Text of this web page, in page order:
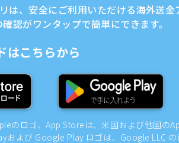
は、安全にご利用いただける海外送金
認がワンタップで簡単にできます。
はこちらから
のロゴ、App Storeは、米国および他国の
および Google Play ロゴは、Google LLC の